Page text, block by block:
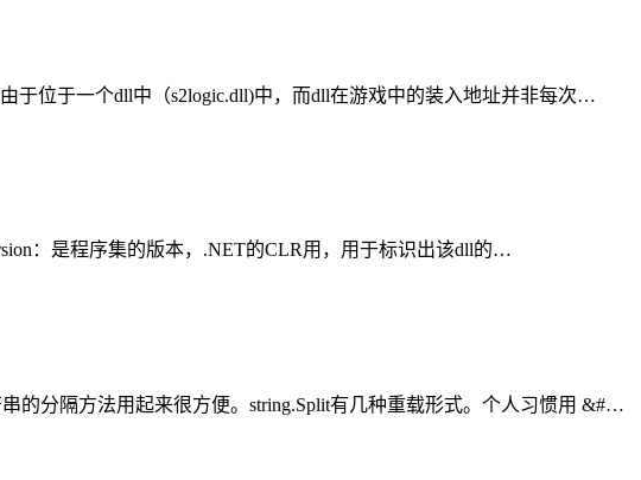
于位于一个dll中（s2logic.dll)中，而dll在游戏中的装入地址并非每次…
：是程序集的版本，.NET的CLR用，用于标识出该dll的…
的分隔方法用起来很方便。string.Split有几种重载形式。个人习惯用 &#…